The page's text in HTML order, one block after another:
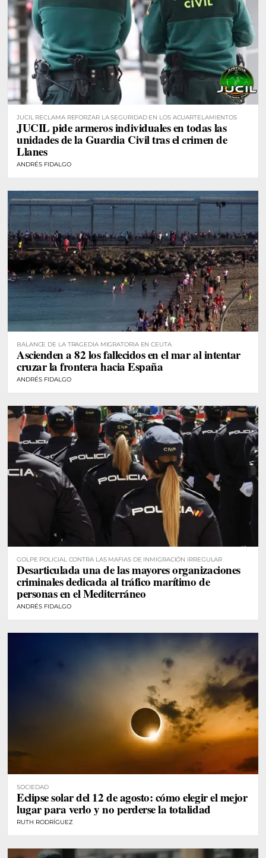
JUCIL RECLAMA REFORZAR LA SEGURIDAD EN LOS ACUARTELAMIENTOS
JUCIL pide armeros individuales en todas las
unidades de la Guardia Civil tras el crimen de
Llanes
ANDRÉS FIDALGO
BALANCE DE LA TRAGEDIA MIGRATORIA EN CEUTA
Ascienden a 82 los fallecidos en el mar al intentar
cruzar la frontera hacia España
ANDRÉS FIDALGO
GOLPE POLICIAL CONTRA LAS MAFIAS DE INMIGRACIÓN IRREGULAR
Desarticulada una de las mayores organizaciones
criminales dedicada al tráfico marítimo de
personas en el Mediterráneo
ANDRÉS FIDALGO
SOCIEDAD
Eclipse solar del 12 de agosto: cómo elegir el mejor
lugar para verlo y no perderse la totalidad
RUTH RODRÍGUEZ